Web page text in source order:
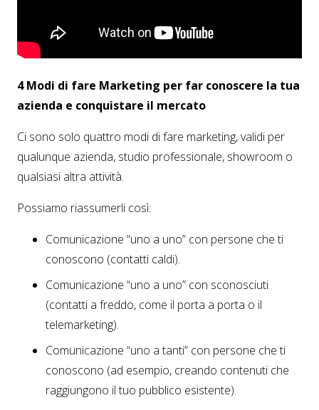
4 Modi di fare Marketing per far conoscere la tua
azienda e conquistare il mercato
Ci sono solo quattro modi di fare marketing, validi per
qualunque azienda, studio professionale, showroom o
qualsiasi altra attività.
Possiamo riassumerli così:
Comunicazione “uno a uno” con persone che ti
conoscono (contatti caldi).
Comunicazione “uno a uno” con sconosciuti
(contatti a freddo, come il porta a porta o il
telemarketing).
Comunicazione “uno a tanti” con persone che ti
conoscono (ad esempio, creando contenuti che
raggiungono il tuo pubblico esistente).